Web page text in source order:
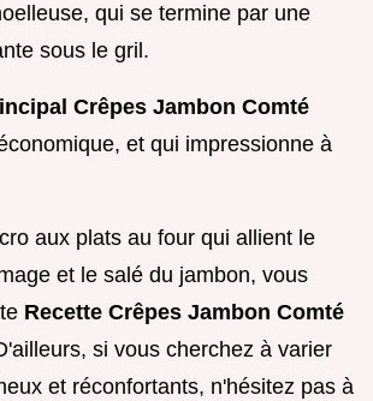
qui se termine par une
sous le gril.
Crêpes Jambon Comté
et qui impressionne à
aux plats au four qui allient le
et le salé du jambon, vous
Recette Crêpes Jambon Comté
si vous cherchez à varier
et réconfortants, n'hésitez pas à